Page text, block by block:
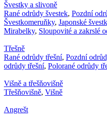
Švestky a slivoně
Rané odrůdy švestek, Pozdní
Švestkomeruňky, Japonské
Mirabelky, Sloupovité a zakrslé
Třešně
Rané odrůdy třešní, Pozdní
odrůdy třešní, Polorané odrůdy
Višně a třešňovišně
Třešňovišně, Višně
Angrešt